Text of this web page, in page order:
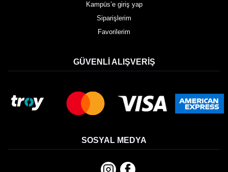
Kampüs’e giriş yap
Siparişlerim
Favorilerim
GÜVENLI ALIŞVERIŞ
SOSYAL MEDYA